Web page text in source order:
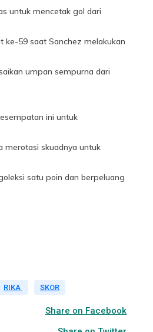
untuk mencetak gol dari
ke-59 saat Sanchez melakukan
umpan sempurna dari
ini untuk
merotasi skuadnya untuk
satu poin dan berpeluang
RIKA SKOR
Share on Facebook